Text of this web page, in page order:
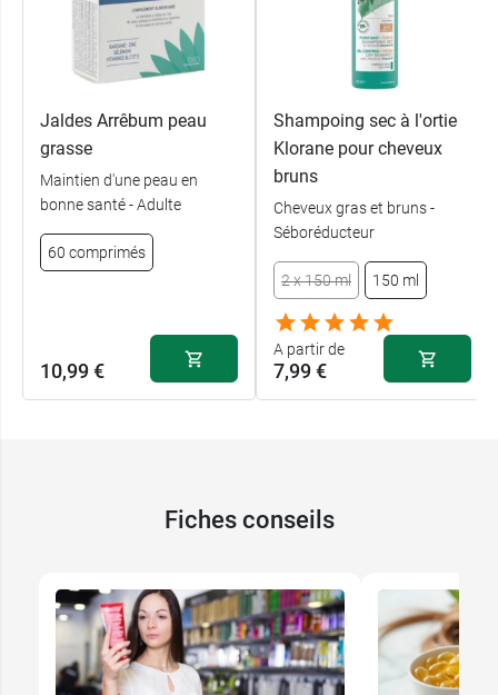
Jaldes Arrêbum peau
grasse
Maintien d'une peau en
bonne santé - Adulte
60 comprimés
10,99 €
Shampoing sec à l'ortie
Klorane pour cheveux
bruns
Cheveux gras et bruns -
Séboréducteur
2 x 150 ml 150 ml
A partir de
7,99 €
Fiches conseils